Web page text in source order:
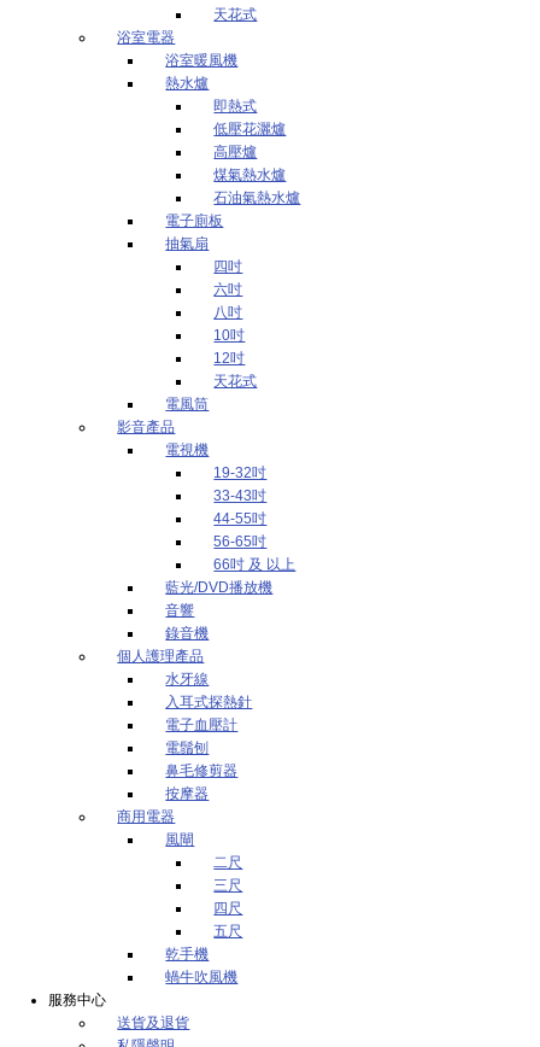
天花式
浴室電器
浴室暖風機
熱水爐
即熱式
低壓花灑爐
高壓爐
煤氣熱水爐
石油氣熱水爐
電子廁板
抽氣扇
四吋
六吋
八吋
10吋
12吋
天花式
電風筒
影音產品
電視機
19-32吋
33-43吋
44-55吋
56-65吋
66吋 及 以上
藍光/DVD播放機
音響
錄音機
個人護理產品
水牙線
入耳式探熱針
電子血壓計
電鬚刨
鼻毛修剪器
按摩器
商用電器
風閘
二尺
三尺
四尺
五尺
乾手機
蝸牛吹風機
服務中心
送貨及退貨